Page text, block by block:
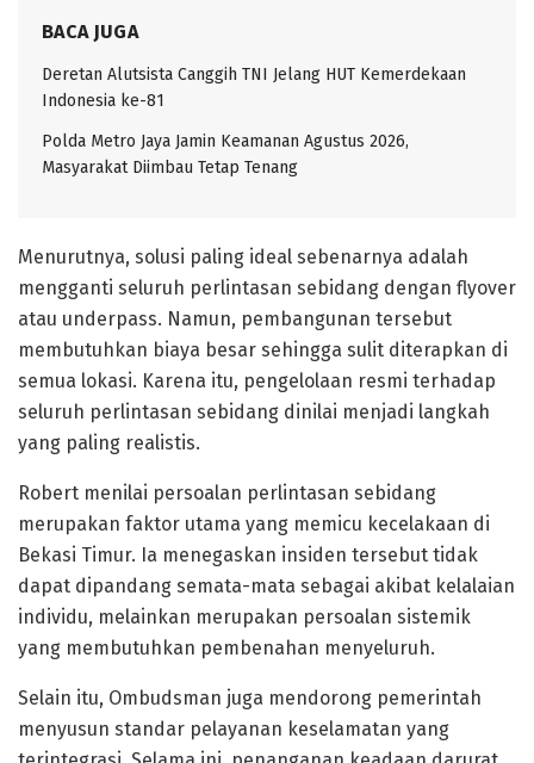
BACA JUGA
Deretan Alutsista Canggih TNI Jelang HUT Kemerdekaan
Indonesia ke-81
Polda Metro Jaya Jamin Keamanan Agustus 2026,
Masyarakat Diimbau Tetap Tenang
Menurutnya, solusi paling ideal sebenarnya adalah
mengganti seluruh perlintasan sebidang dengan flyover
atau underpass. Namun, pembangunan tersebut
membutuhkan biaya besar sehingga sulit diterapkan di
semua lokasi. Karena itu, pengelolaan resmi terhadap
seluruh perlintasan sebidang dinilai menjadi langkah
yang paling realistis.
Robert menilai persoalan perlintasan sebidang
merupakan faktor utama yang memicu kecelakaan di
Bekasi Timur. Ia menegaskan insiden tersebut tidak
dapat dipandang semata-mata sebagai akibat kelalaian
individu, melainkan merupakan persoalan sistemik
yang membutuhkan pembenahan menyeluruh.
Selain itu, Ombudsman juga mendorong pemerintah
menyusun standar pelayanan keselamatan yang